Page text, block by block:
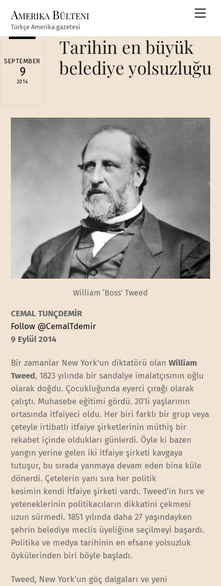
content
Amerika Bülteni
Türkçe Amerika gazetesi
SEPTEMBER
9
2014
Tarihin en büyük
belediye yolsuzluğu
William ‘Boss’ Tweed
CEMAL TUNÇDEMİR
Follow @CemalTdemir
9 Eylül 2014
Bir zamanlar New York’un diktatörü olanWilliam
Tweed, 1823 yılında bir sandalye imalatçısının oğlu
olarak doğdu. Çocukluğunda eyerci çırağı olarak
çalıştı. Muhasebe eğitimi gördü. 20’li yaşlarının
ortasında itfaiyeci oldu. Her biri farklı bir grup veya
çeteyle irtibatlı itfaiye şirketlerinin müthiş bir
rekabet içinde oldukları günlerdi. Öyle ki bazen
yangın yerine gelen iki itfaiye şirketi kavgaya
tutuşur, bu sırada yanmaya devam eden bina küle
dönerdi. Çetelerin yanı sıra her politik
kesimin kendi İtfaiye şirketi vardı. Tweed’in hırs ve
yeteneklerinin politikacıların dikkatini çekmesi
uzun sürmedi. 1851 yılında daha 27 yaşındayken
şehrin belediye meclis üyeliğine seçilmeyi başardı.
Politika ve medya tarihinin en efsane yolsuzluk
öykülerinden biri böyle başladı.
Tweed, New York’un göç dalgaları ve yeni